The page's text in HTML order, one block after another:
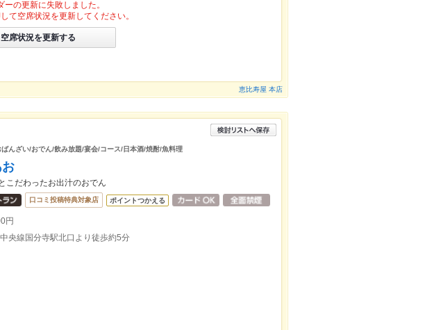
ーの更新に失敗しました。
て空席状況を更新してください。
空席状況を更新する
恵比寿屋 本店
んざい/おでん/飲み放題/宴会/コース/日本酒/焼酎/魚料理
こだわったお出汁のおでん
口コミ投稿特典対象店 ポイントつかえる
円
央線国分寺駅北口より徒歩約5分